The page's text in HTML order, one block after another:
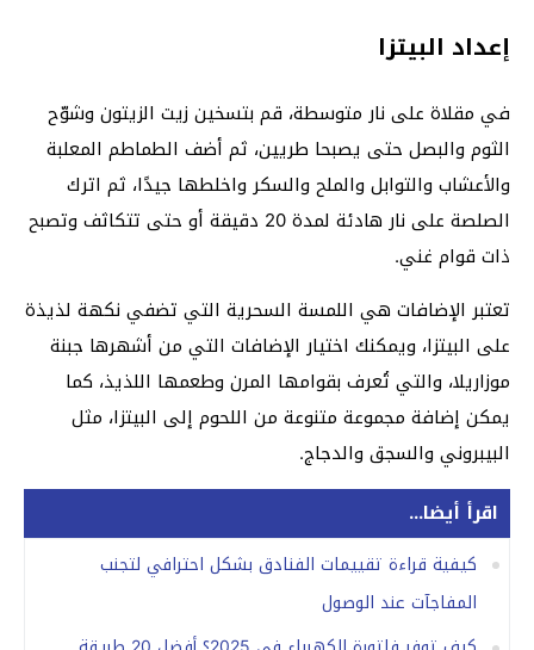
إعداد البيتزا
في مقلاة على نار متوسطة، قم بتسخين زيت الزيتون وشوّح
الثوم والبصل حتى يصبحا طريين، ثم أضف الطماطم المعلبة
والأعشاب والتوابل والملح والسكر واخلطها جيدًا، ثم اترك
الصلصة على نار هادئة لمدة 20 دقيقة أو حتى تتكاثف وتصبح
ذات قوام غني.
تعتبر الإضافات هي اللمسة السحرية التي تضفي نكهة لذيذة
على البيتزا، ويمكنك اختيار الإضافات التي من أشهرها جبنة
موزاريلا، والتي تُعرف بقوامها المرن وطعمها اللذيذ، كما
يمكن إضافة مجموعة متنوعة من اللحوم إلى البيتزا، مثل
البيبروني والسجق والدجاج.
اقرأ أيضا...
كيفية قراءة تقييمات الفنادق بشكل احترافي لتجنب
المفاجآت عند الوصول